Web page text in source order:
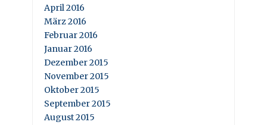
April 2016
März 2016
Februar 2016
Januar 2016
Dezember 2015
November 2015
Oktober 2015
September 2015
August 2015